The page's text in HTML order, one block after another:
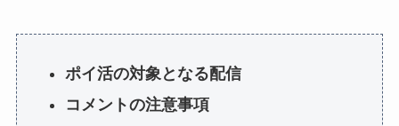
ポイ活の対象となる配信
コメントの注意事項